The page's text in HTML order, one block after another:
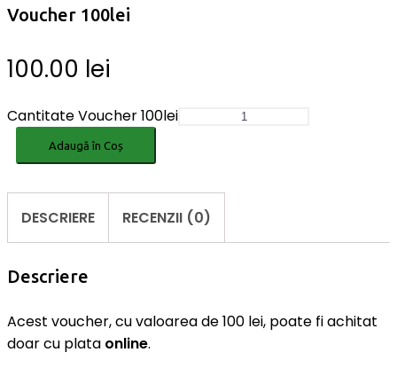
Voucher 100lei
100.00 lei
Cantitate Voucher 100lei
Adaugă în Coș
DESCRIERE RECENZII (0)
Descriere
Acest voucher, cu valoarea de 100 lei, poate fi achitat
doar cu plata online.